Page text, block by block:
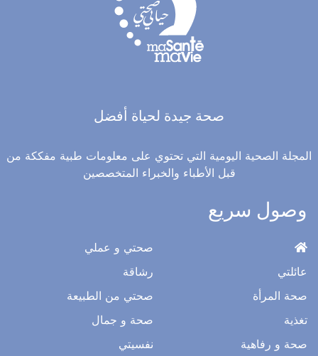
صحة جيدة لحياة أفضل
المجلة الصحية اليومية التي تحتوي على معلومات طبية مفككة من
قبل الأطباء والخبراء المتخصصين
وصول سريع
عائلتي
صحة المرأة
تغذية
صحة و رفاهية
صحتي و عملي
رشاقة
صحتي من الطبيعة
صحة و جمال
نفسيتي